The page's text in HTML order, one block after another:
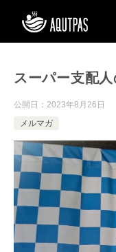
スーパー支配人
公開日： 2023年8月26日
メルマガ